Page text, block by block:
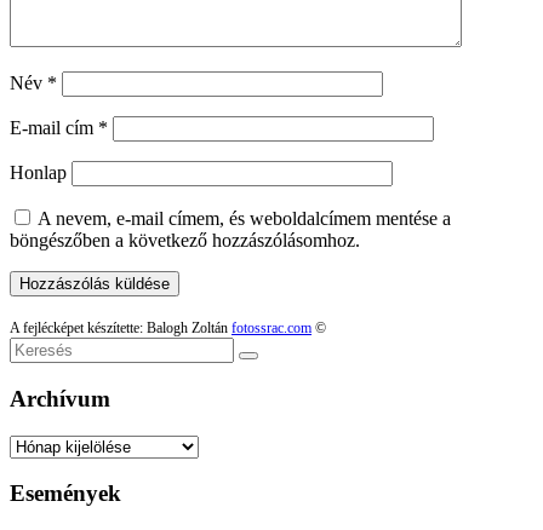
Név *
E-mail cím *
Honlap
A nevem, e-mail címem, és weboldalcímem mentése a
böngészőben a következő hozzászólásomhoz.
A fejlécképet készítette: Balogh Zoltán fotossrac.com ©
Keresés
Archívum
Archívum
Események